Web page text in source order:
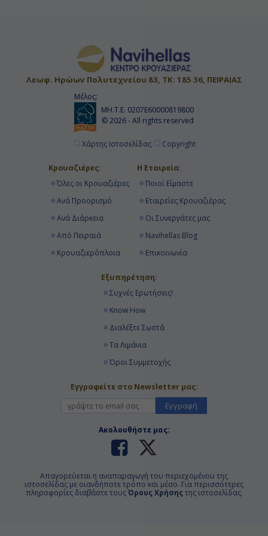
Κρουαζιερες Μεξικο
Κρουαζιερες Κειμαν Νησοι
Κρουαζιερα Κειμαν Νησοι
Κρουαζιερα Η Π Α
Κρουαζιερα Μοντεγκο Μπεϊ
Κρουαζιερες Καραϊβικη και Κουβα
Κρουαζιερες Τζωρτζ Ταουν
Κρουαζιερες Νασσαου
Λεωφ. Ηρώων Πολυτεχνείου 83, ΤΚ: 185 36, ΠΕΙΡΑΙΑΣ
Μέλος:
ΜΗ.Τ.Ε. 0207Ε60000819800
© 2026 - All rights reserved
Χάρτης Ιστοσελίδας Copyright
Κρουαζιέρες:
Όλες οι Κρουαζιέρες
Ανά Προορισμό
Ανά Διάρκεια
Από Πειραιά
Κρουαζιερόπλοια
Η Εταιρεία:
Ποιοί Είμαστε
Εταιρείες Κρουαζιέρας
Οι Συνεργάτες μας
Navihellas Blog
Επικοινωνία
Εξυπηρέτηση:
Συχνές Ερωτήσεις!
Know How
Διαλέξτε Σωστά
Τα Λιμάνια
Όροι Συμμετοχής
Εγγραφείτε στο Newsletter μας:
Εγγραφή
Ακολουθήστε μας:
Απαγορεύεται η αναπαραγωγή του περιεχομένου της
ιστοσελίδας με οιανδήποτε τρόπο και μέσο. Για περισσότερες
πληροφορίες διαβάστε τουςΌρους Χρήσης της ιστοσελίδας.